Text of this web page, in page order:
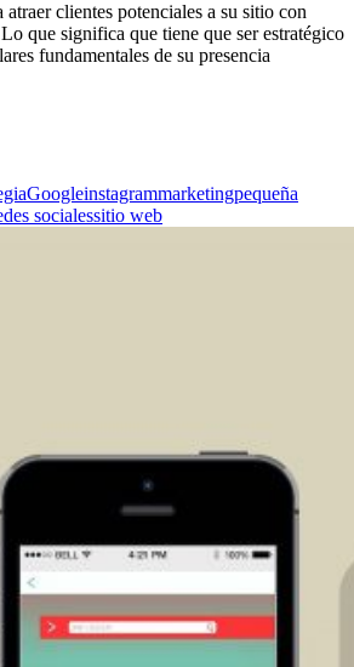
atraer clientes potenciales a su sitio con
que significa que tiene que ser estratégico
fundamentales de su presencia
Googleinstagrammarketingpequeña
socialessitio web